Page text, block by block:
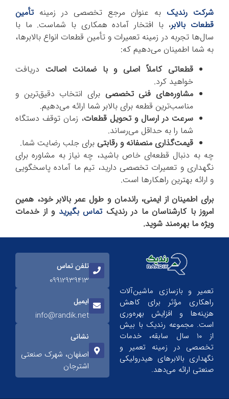
شرکت رندیک به عنوان مرجع تخصصی در زمینه تأمین
قطعات بالابر، با افتخار آماده همکاری با شماست. ما با
سال‌ها تجربه در زمینه تعمیرات و تأمین قطعات انواع بالابرها،
به شما اطمینان می‌دهیم که:
قطعاتی کاملاً اصلی و با ضمانت اصالت دریافت
خواهید کرد.
مشاوره‌های فنی تخصصی برای انتخاب دقیق‌ترین و
مناسب‌ترین قطعه برای بالابر شما ارائه می‌دهیم.
سرعت در ارسال و تحویل قطعات، زمان توقف دستگاه
شما را به حداقل می‌رساند.
قیمت‌گذاری منصفانه و رقابتی برای جلب رضایت شما.
چه به دنبال قطعه‌ای خاص باشید، چه نیاز به مشاوره برای
نگهداری و تعمیرات تخصصی دارید، تیم ما آماده پاسخگویی
و ارائه بهترین راهکارها است.
برای اطمینان از ایمنی، راندمان و طول عمر بالابر خود، همین
امروز با کارشناسان ما در رندیک تماس بگیرید و از خدمات
ویژه ما بهره‌مند شوید.
تعمیر و بازسازی ماشین‌آلات
راهکاری مؤثر برای کاهش
هزینه‌ها و افزایش بهره‌وری
است. مجموعه رندیک با بیش
از ۱۰ سال سابقه، خدمات
تخصصی در زمینه تعمیر و
نگهداری بالابرهای هیدرولیکی
صنعتی ارائه می‌دهد.
تلفن تماس
09912939413
ایمیل
info@randik.net
نشانی
اصفهان، شهرک صنعتی
اشترجان